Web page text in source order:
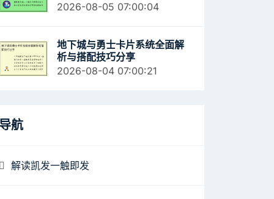
2026-08-05 07:00:04
地下城与勇士卡片系统全面解
析与搭配技巧分享
2026-08-04 07:00:21
航
解读凯发一触即发